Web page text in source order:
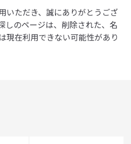
いただき、誠にありがとうござ
しのページは、削除された、名
現在利用できない可能性があり